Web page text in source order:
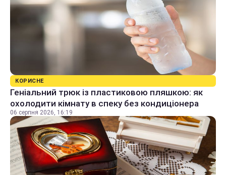
КОРИСНЕ
Геніальний трюк із пластиковою пляшкою: як
охолодити кімнату в спеку без кондиціонера
06 серпня 2026, 16:19